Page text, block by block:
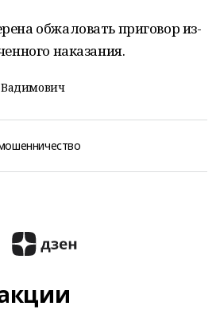
обжаловать приговор из-
наказания.